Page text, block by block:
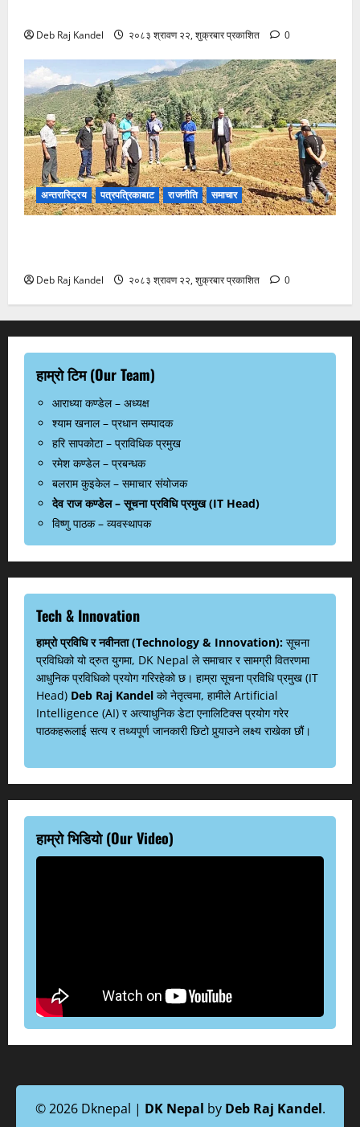
Deb Raj Kandel २०८३ श्रावण २२, शुक्रबार प्रकाशित 0
अन्तरास्ट्रिय पत्रपत्रिकाबाट राजनीति समाचार
Deb Raj Kandel २०८३ श्रावण २२, शुक्रबार प्रकाशित 0
हाम्रो टिम (Our Team)
आराध्या कण्डेल – अध्यक्ष
श्याम खनाल – प्रधान सम्पादक
हरि सापकोटा – प्राविधिक प्रमुख
रमेश कण्डेल – प्रबन्धक
बलराम कुइकेल – समाचार संयोजक
देव राज कण्डेल – सूचना प्रविधि प्रमुख (IT Head)
विष्णु पाठक – व्यवस्थापक
Tech & Innovation
हाम्रो प्रविधि र नवीनता (Technology & Innovation): सूचना
प्रविधिको यो द्रुत युगमा, DK Nepal ले समाचार र सामग्री वितरणमा
आधुनिक प्रविधिको प्रयोग गरिरहेको छ। हाम्रा सूचना प्रविधि प्रमुख (IT
Head) Deb Raj Kandel को नेतृत्वमा, हामीले Artificial
Intelligence (AI) र अत्याधुनिक डेटा एनालिटिक्स प्रयोग गरेर
पाठकहरूलाई सत्य र तथ्यपूर्ण जानकारी छिटो पुर्‍याउने लक्ष्य राखेका छौं।
हाम्रो भिडियो (Our Video)
© 2026 Dknepal | DK Nepal by Deb Raj Kandel.